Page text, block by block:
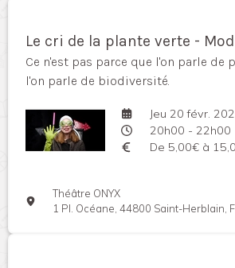
Le cri de la plante verte -
Ce n'est pas parce que l'on parle de
l'on parle de biodiversité.
Jeu 20 févr.
20h00 - 22h00
De 5,00€ à
Théâtre ONYX
1 Pl. Océane, 44800 Saint-Herblain,